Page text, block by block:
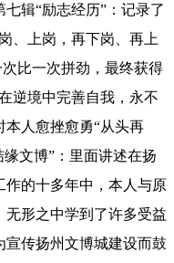
辑“励志经历”：记录了
、上岗，再下岗、再上
比一次拼劲，最终获得
逆境中完善自我，永不
人愈挫愈勇“从头再
文博”： 里面讲述在扬
的十多年中， 本人 与原
形之中学到了许多受益
宣传扬州文博城建设而鼓